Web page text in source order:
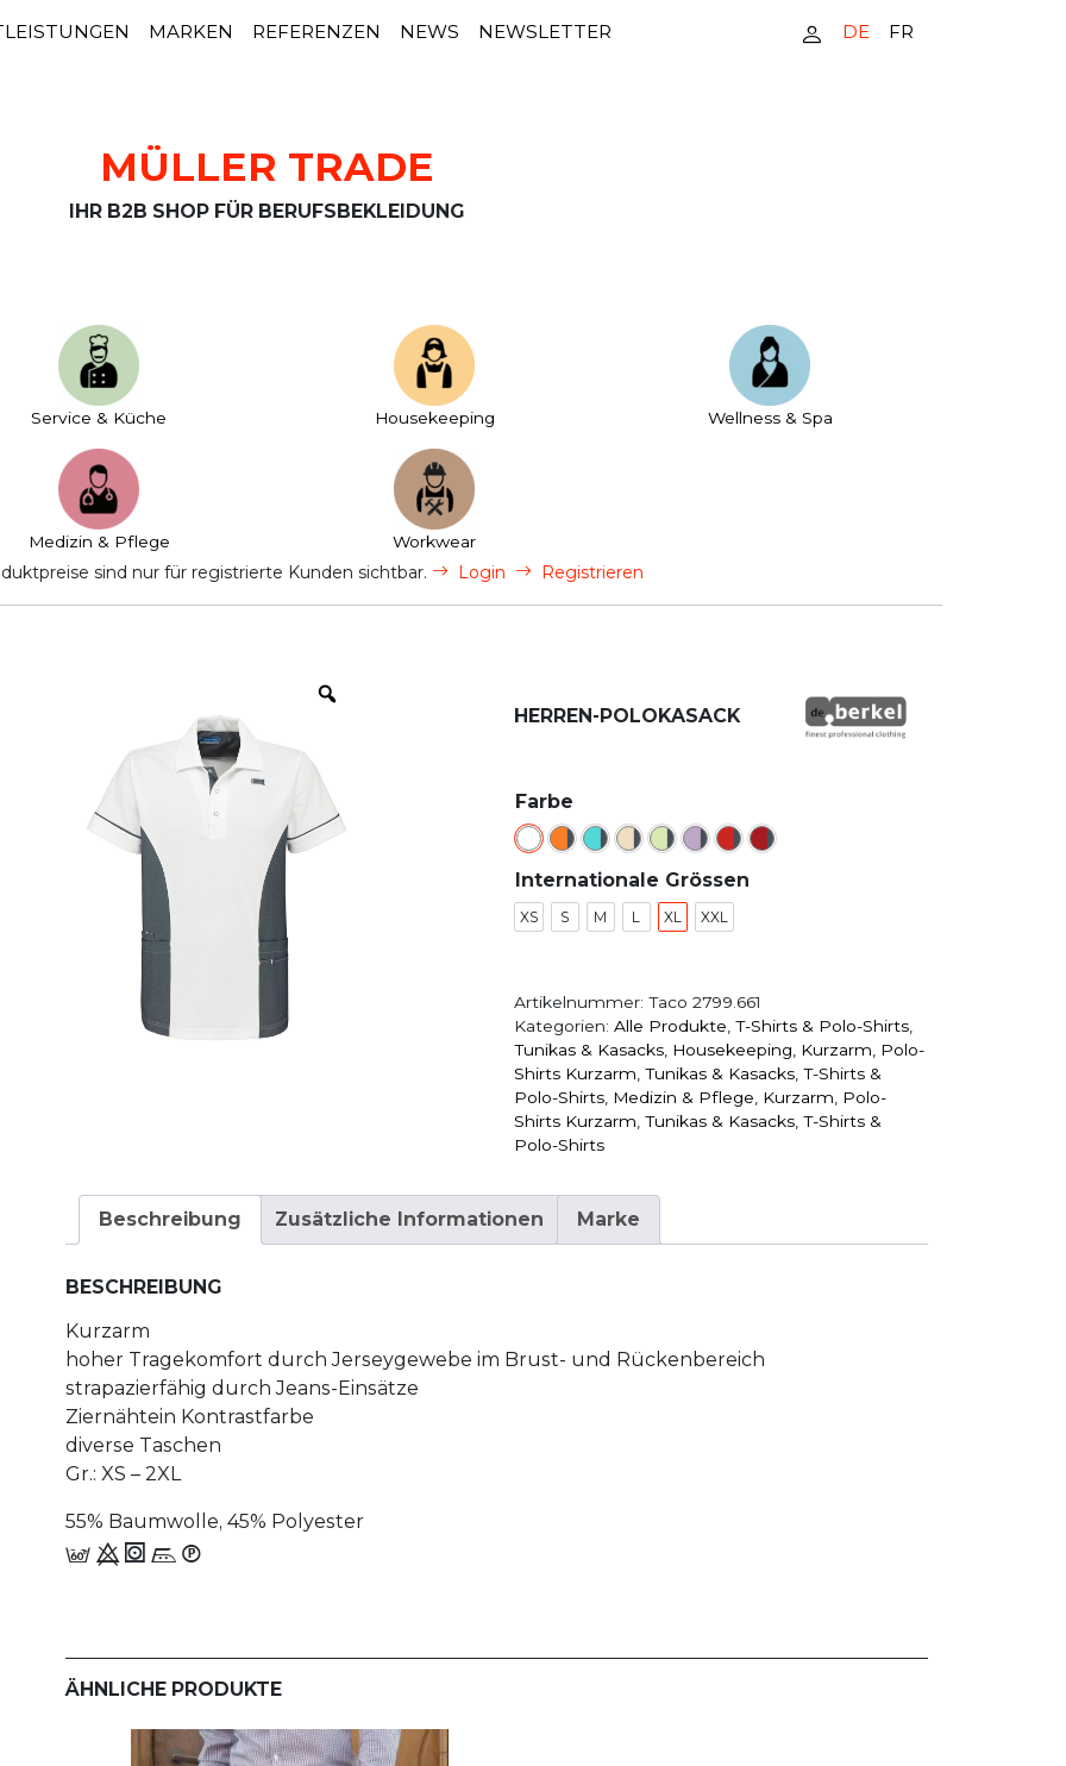
MARKEN REFERENZEN NEWS NEWSLETTER DE FR
MÜLLER TRADE
IHR B2B SHOP FÜR BERUFSBEKLEIDUNG
Service & Küche House­keeping Wellness & Spa
Medizin & Pflege Workwear
sind nur für registrierte Kunden sichtbar. Login Registrieren
HERREN-POLOKASACK
Farbe
Internationale Grössen
XS S M L XL XXL
Artikelnummer: Taco 2799.661
Kategorien: Alle Produkte, T-Shirts & Polo-Shirts,
Tunikas & Kasacks, House­keeping, Kurzarm, Polo-
Shirts Kurzarm, Tunikas & Kasacks, T-Shirts &
Polo-Shirts, Medizin & Pflege, Kurzarm, Polo-
Shirts Kurzarm, Tunikas & Kasacks, T-Shirts &
Polo-Shirts
Beschreibung Zusätzliche Informationen Marke
BESCHREIBUNG
Kurzarm
hoher Tragekomfort durch Jerseygewebe im Brust- und Rückenbereich
strapazierfähig durch Jeans-Einsätze
Ziernähtein Kontrastfarbe
diverse Taschen
Gr.: XS – 2XL
55% Baumwolle, 45% Polyester
c 9 1 n_W
ÄHNLICHE PRODUKTE